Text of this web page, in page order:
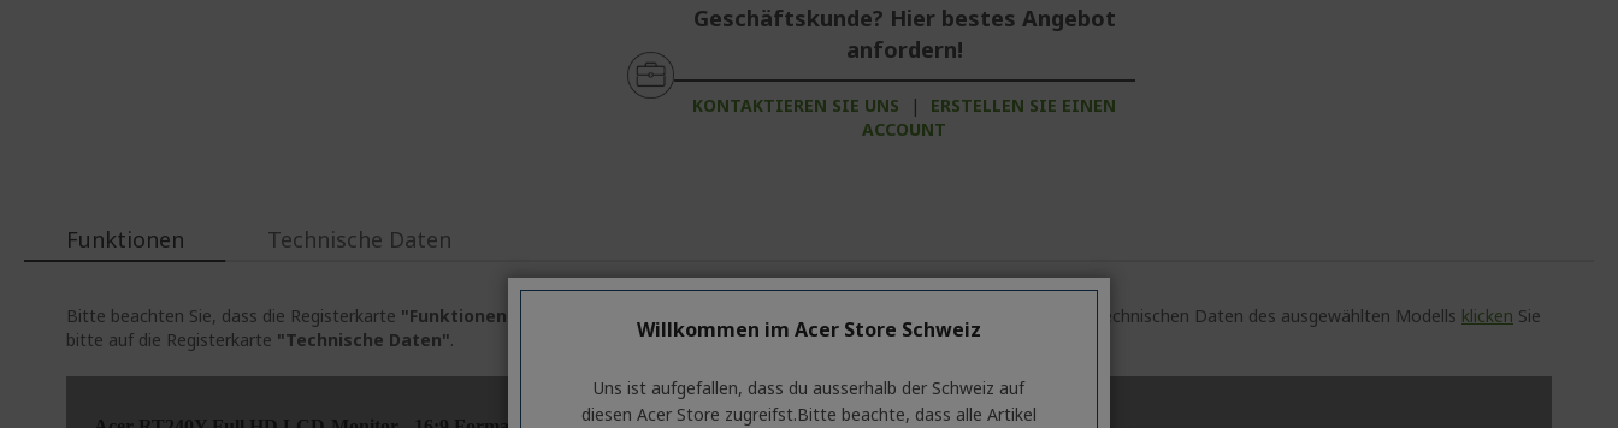
Geschäftskunde? Hier bestes Angebot
anfordern!
KONTAKTIEREN SIE UNS |
ERSTELLEN SIE EINEN
ACCOUNT
Funktionen
Bitte beachten Sie, dass die Registerkarte "Funktionen" allgemeine Informationen über die Produktserie enthält. Für die genauen technischen Daten des ausgewählten Modells klicken Sie
bitte auf die Registerkarte "Technische Daten".
Technische Daten
Willkommen im Acer Store Schweiz
Uns ist aufgefallen, dass du ausserhalb ​der Schweiz auf
diesen Acer Store zugreifst.​Bitte beachte, dass alle Artikel